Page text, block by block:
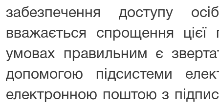
забезпечення доступу
вважається спрощення цієї
умовах правильним є
допомогою підсистеми
електронною поштою з